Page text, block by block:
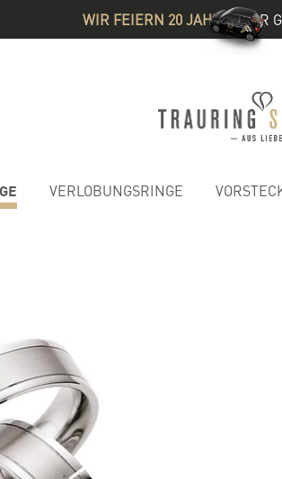
WIR FEIERN 20 JAHRE& IHR
VERLOBUNGSRINGE